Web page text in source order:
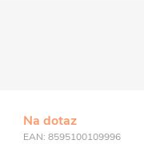
Na dotaz
EAN: 8595100109996